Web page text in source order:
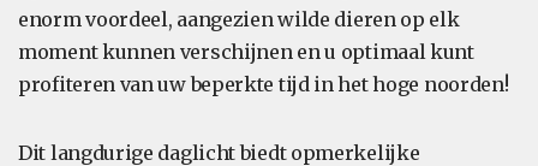
enorm voordeel, aangezien wilde dieren op elk
moment kunnen verschijnen en u optimaal kunt
profiteren van uw beperkte tijd in het hoge noorden!
Dit langdurige daglicht biedt opmerkelijke